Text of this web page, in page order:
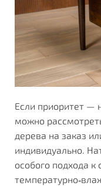
Если приоритет —
можно
дерева на заказ
индивидуально.
особого подхода